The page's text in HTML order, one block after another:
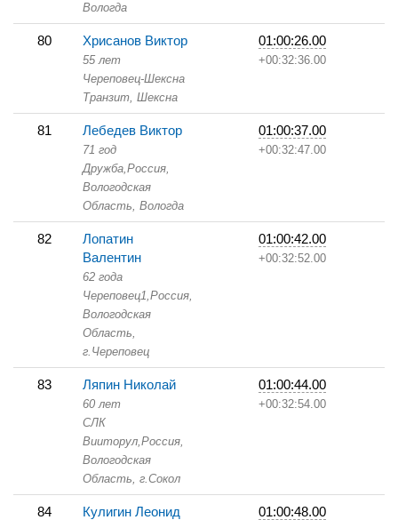
Вологда
80 Хрисанов Виктор
55 лет
Череповец-Шексна
Транзит, Шексна
01:00:26.00
+00:32:36.00
81 Лебедев Виктор
71 год
Дружба,Россия,
Вологодская
Область, Вологда
01:00:37.00
+00:32:47.00
82
Лопатин
Валентин
62 года
Череповец1,Россия,
Вологодская
Область,
г.Череповец
01:00:42.00
+00:32:52.00
83 Ляпин Николай
60 лет
СЛК
Вииторул,Россия,
Вологодская
Область, г.Сокол
01:00:44.00
+00:32:54.00
84 Кулигин Леонид 01:00:48.00